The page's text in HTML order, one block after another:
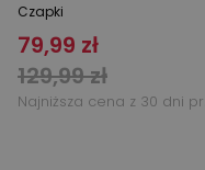
Czapki
79,99 zł
129,99 zł
Najniższa cena z 30 dni